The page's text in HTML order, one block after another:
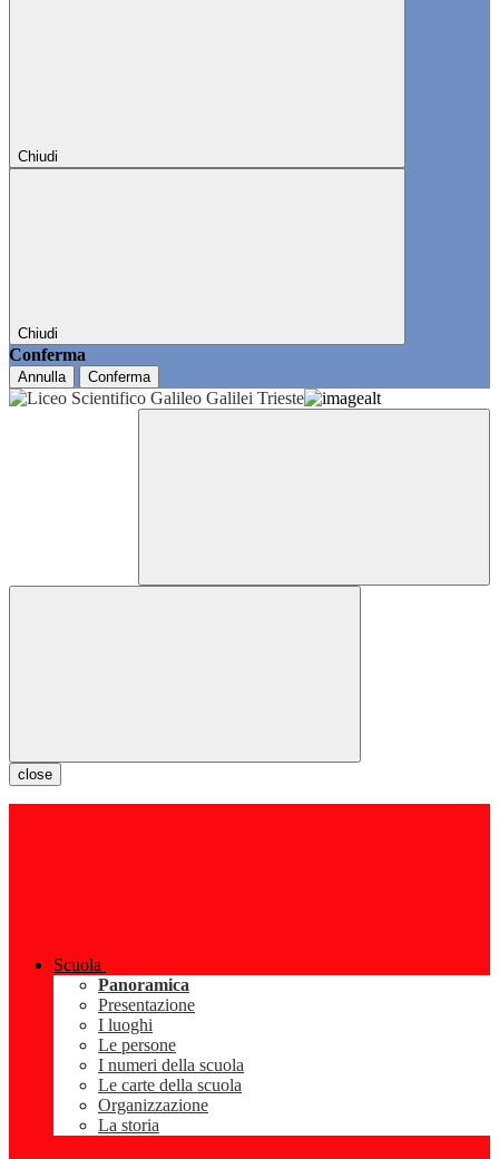
Chiudi
Chiudi
Conferma
Annulla Conferma
close
Scuola
Panoramica
Presentazione
I luoghi
Le persone
I numeri della scuola
Le carte della scuola
Organizzazione
La storia